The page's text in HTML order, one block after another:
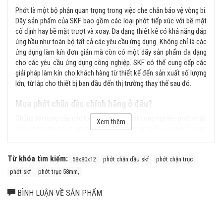
Phớt là một bộ phận quan trọng trong việc che chắn bảo vệ vòng bi.
Dãy sản phẩm của SKF bao gồm các loại phớt tiếp xúc với bề mặt
cố định hay bề mặt trượt và xoay. Đa dạng thiết kế có khả năng đáp
ứng hầu như toàn bộ tất cả các yêu cầu ứng dụng. Không chỉ là các
ứng dụng làm kín đơn giản mà còn có một dãy sản phẩm đa dạng
cho các yêu cầu ứng dụng công nghiệp. SKF có thể cung cấp các
giải pháp làm kín cho khách hàng từ thiết kế đến sản xuất số lượng
lớn, từ lắp cho thiết bị ban đầu đến thị trường thay thế sau đó.
Mua phớt chặn dầu chính hãng ở đâu?
Chúng tôi cung cấp các loại sản phẩm phớt công nghiệp, phớt chặn
dầu, phớt chịu nhiệt, phớt thủy lực... chính hãng SKF, cam kết hoàn
phẩm.
Xem thêm
Từ khóa tìm kiếm: 58x80x12 phớt chắn dầu skf
phớt chặn trục
phớt skf
phớt trục 58mm,
BÌNH LUẬN VỀ SẢN PHẨM